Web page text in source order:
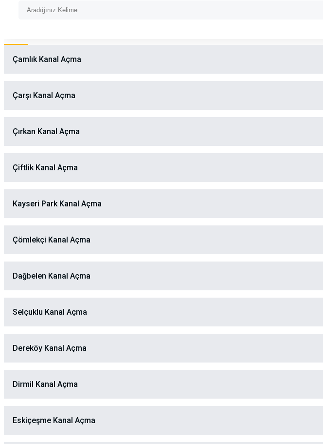
Çamlık Kanal Açma
Çarşı Kanal Açma
Çırkan Kanal Açma
Çiftlik Kanal Açma
Kayseri Park Kanal Açma
Çömlekçi Kanal Açma
Dağbelen Kanal Açma
Selçuklu Kanal Açma
Dereköy Kanal Açma
Dirmil Kanal Açma
Eskiçeşme Kanal Açma